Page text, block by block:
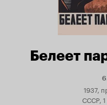
Белеет
1937,
СССР,